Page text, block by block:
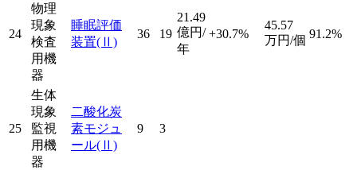
24
物理
現象
検査
用機
器
睡眠評価
装置(Ⅱ)
36 19
21.49
億円/
年
+30.7%
45.57
万円/個 91.2%
25
生体
現象
監視
用機
器
二酸化炭
素モジュ
ール(Ⅱ)
9 3